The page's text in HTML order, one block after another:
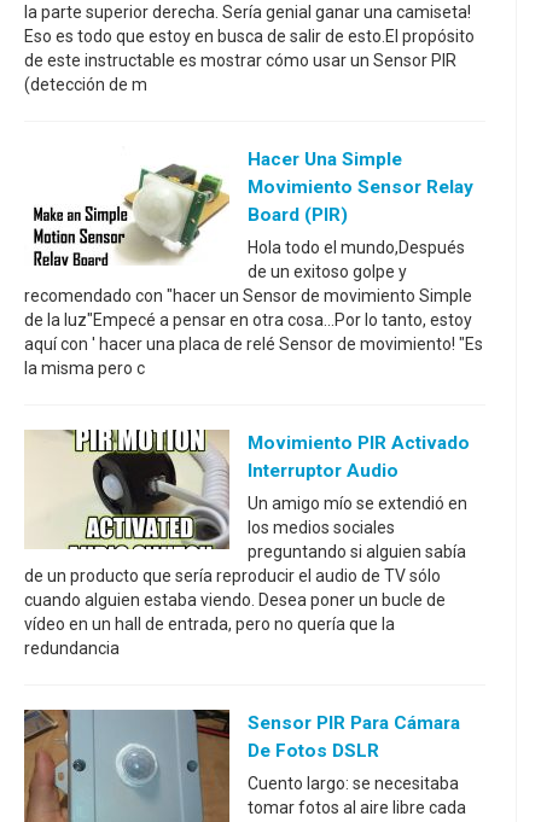
la parte superior derecha. Sería genial ganar una camiseta!
Eso es todo que estoy en busca de salir de esto.El propósito
de este instructable es mostrar cómo usar un Sensor PIR
(detección de m
Hacer Una Simple
Movimiento Sensor Relay
Board (PIR)
Hola todo el mundo,Después
de un exitoso golpe y
recomendado con "hacer un Sensor de movimiento Simple
de la luz"Empecé a pensar en otra cosa...Por lo tanto, estoy
aquí con ' hacer una placa de relé Sensor de movimiento! "Es
la misma pero c
Movimiento PIR Activado
Interruptor Audio
Un amigo mío se extendió en
los medios sociales
preguntando si alguien sabía
de un producto que sería reproducir el audio de TV sólo
cuando alguien estaba viendo. Desea poner un bucle de
vídeo en un hall de entrada, pero no quería que la
redundancia
Sensor PIR Para Cámara
De Fotos DSLR
Cuento largo: se necesitaba
tomar fotos al aire libre cada